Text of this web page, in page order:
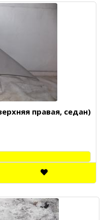
правая, седан)